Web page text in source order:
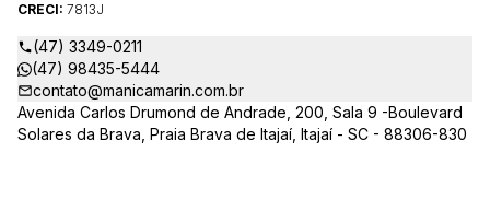
CRECI: 7813J
(47) 3349-0211
(47) 98435-5444
contato@manicamarin.com.br
Avenida Carlos Drumond de Andrade, 200, Sala 9 -Boulevard
Solares da Brava, Praia Brava de Itajaí, Itajaí - SC - 88306-830